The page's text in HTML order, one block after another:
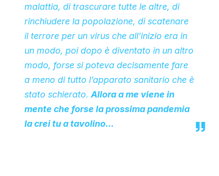
malattia, di trascurare tutte le altre, di
rinchiudere la popolazione, di scatenare
il terrore per un virus che all’inizio era in
un modo, poi dopo è diventato in un altro
modo, forse si poteva decisamente fare
a meno di tutto l’apparato sanitario che è
stato schierato. Allora a me viene in
mente che forse la prossima pandemia
la crei tu a tavolino…